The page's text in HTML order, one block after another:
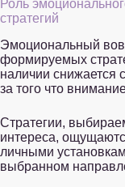
Роль
стратегий
Эмоциональный
формируемых
наличии снижается
за того что
Стратегии,
интереса,
личными
выбранном